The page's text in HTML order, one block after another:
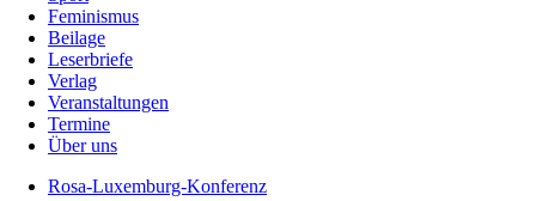
Feminismus
Beilage
Leserbriefe
Verlag
Veranstaltungen
Termine
Über uns
Rosa-Luxemburg-Konferenz